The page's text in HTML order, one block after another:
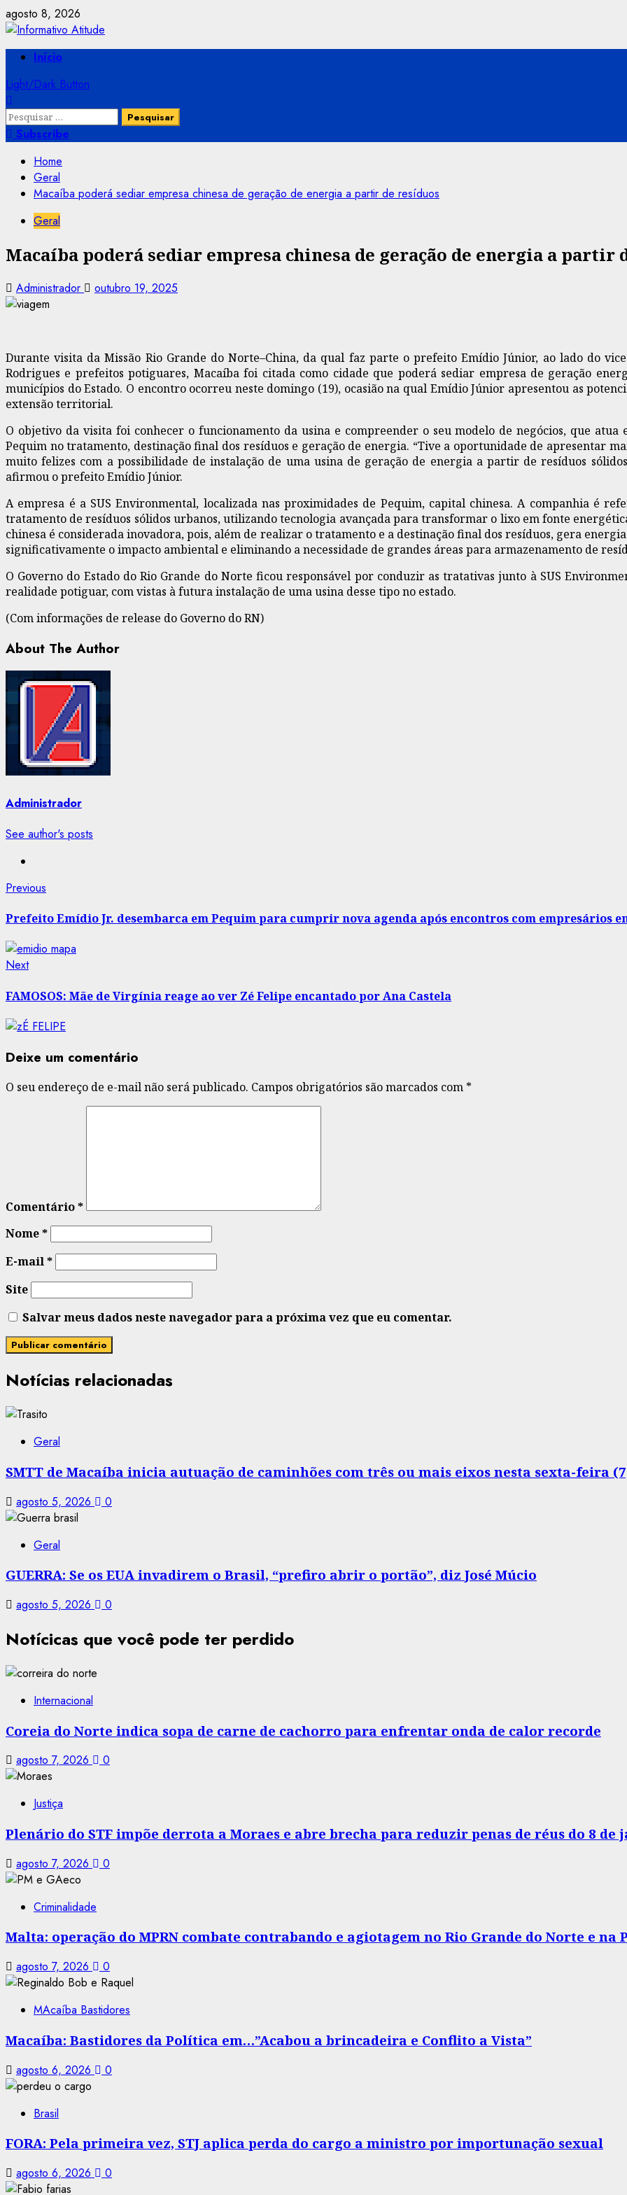
Skip
to
content
agosto 8, 2026
PrimaryInício
Light/Dark Button
Pesquisar
por:Subscribe
Home
Geral
Macaíba poderá sediar empresa chinesa de geração de energia a partir de resíduos
Geral
Macaíba poderá sediar empresa chinesa de geração de energia a partir
Administrador outubro 19, 2025
Durante visita da Missão Rio Grande do Norte–China, da qual faz parte o prefeito Emídio Júnior, ao lado do
Rodrigues e prefeitos potiguares, Macaíba foi citada como cidade que poderá sediar empresa de geração
municípios do Estado. O encontro ocorreu neste domingo (19), ocasião na qual Emídio Júnior apresentou as
extensão territorial.
O objetivo da visita foi conhecer o funcionamento da usina e compreender o seu modelo de negócios, que
Pequim no tratamento, destinação final dos resíduos e geração de energia. “Tive a oportunidade de apresentar
muito felizes com a possibilidade de instalação de uma usina de geração de energia a partir de resíduos
afirmou o prefeito Emídio Júnior.
A empresa é a SUS Environmental, localizada nas proximidades de Pequim, capital chinesa. A companhia é
tratamento de resíduos sólidos urbanos, utilizando tecnologia avançada para transformar o lixo em fonte
chinesa é considerada inovadora, pois, além de realizar o tratamento e a destinação final dos resíduos, gera
significativamente o impacto ambiental e eliminando a necessidade de grandes áreas para armazenamento de
O Governo do Estado do Rio Grande do Norte ficou responsável por conduzir as tratativas junto à SUS
realidade potiguar, com vistas à futura instalação de uma usina desse tipo no estado.
(Com informações de release do Governo do RN)
About The Author
Administrador
See author's posts
Post
navigation
Previous
Prefeito Emídio Jr. desembarca em Pequim para cumprir nova agenda após encontros com empresários
NextNext
FAMOSOS: Mãe de Virgínia reage ao ver Zé Felipe encantado por Ana Castela
Deixe um comentário
O seu endereço de e-mail não será publicado. Campos obrigatórios são marcados com *
Comentário*
Nome*
E-mail*
Site
Salvar meus dados neste navegador para a próxima vez que eu comentar.
Notícias relacionadas
Geral
SMTT de Macaíba inicia autuação de caminhões com três ou mais eixos nesta sexta-feira
agosto 5, 2026 0
Geral
GUERRA: Se os EUA invadirem o Brasil, “prefiro abrir o portão”, diz José Múcio
agosto 5, 2026 0
Notícicas que você pode ter perdido
Internacional
Coreia do Norte indica sopa de carne de cachorro para enfrentar onda de calor recorde
agosto 7, 2026 0
Justiça
Plenário do STF impõe derrota a Moraes e abre brecha para reduzir penas de réus do 8 de
agosto 7, 2026 0
Criminalidade
Malta: operação do MPRN combate contrabando e agiotagem no Rio Grande do Norte e na
agosto 7, 2026 0
MAcaíba Bastidores
Macaíba: Bastidores da Política em…”Acabou a brincadeira e Conflito a Vista”
agosto 6, 2026 0
Brasil
FORA: Pela primeira vez, STJ aplica perda do cargo a ministro por importunação sexual
agosto 6, 2026 0